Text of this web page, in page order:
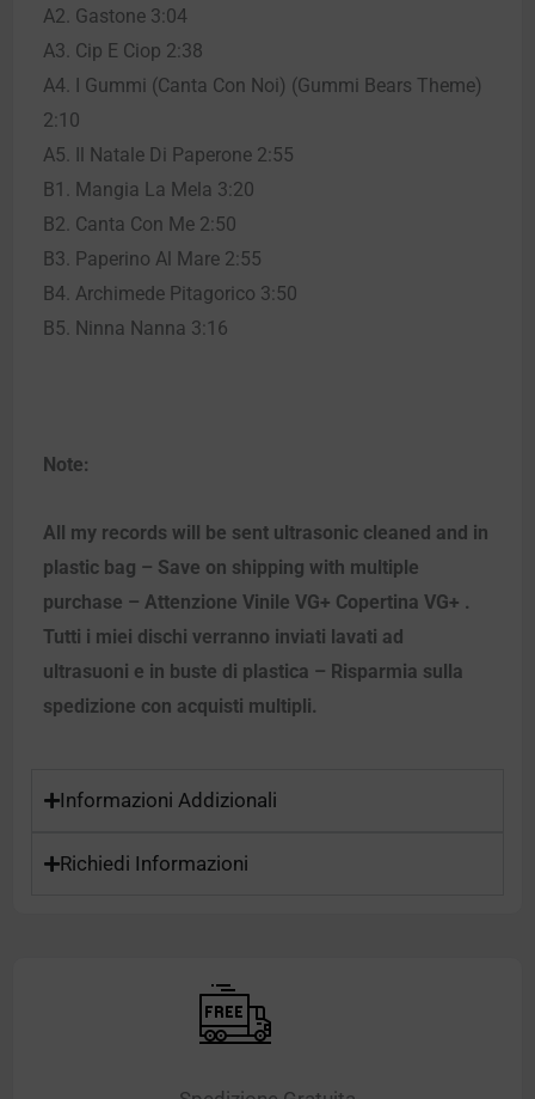
A2. Gastone 3:04
A3. Cip E Ciop 2:38
A4. I Gummi (Canta Con Noi) (Gummi Bears Theme)
2:10
A5. Il Natale Di Paperone 2:55
B1. Mangia La Mela 3:20
B2. Canta Con Me 2:50
B3. Paperino Al Mare 2:55
B4. Archimede Pitagorico 3:50
B5. Ninna Nanna 3:16
Note:
All my records will be sent ultrasonic cleaned and in
plastic bag – Save on shipping with multiple
purchase – Attenzione Vinile VG+ Copertina VG+ .
Tutti i miei dischi verranno inviati lavati ad
ultrasuoni e in buste di plastica – Risparmia sulla
spedizione con acquisti multipli.
Informazioni Addizionali
Richiedi Informazioni